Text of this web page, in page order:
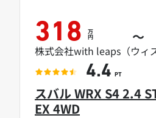
スバル WRX S4 2.4
EX 4WD
318 万
円 ～
株式会社with leaps（ウィ
4.4 PT